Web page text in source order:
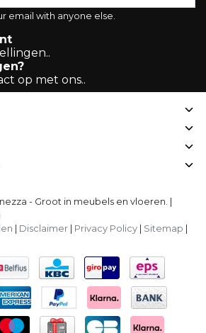
email with anyone else.
op met ons..
- Groot in meubels en vloeren. |
| Disclaimer | Privacy Policy | Sitemap |